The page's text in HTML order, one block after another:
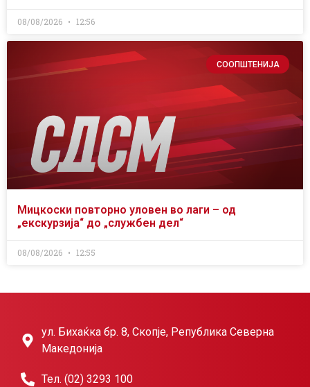
08/08/2026 12:56
СООПШТЕНИЈА
Мицкоски повторно уловен во лаги – од
„екскурзија“ до „службен дел“
08/08/2026 12:55
ул. Бихаќка бр. 8, Скопје, Република Северна
Македонија
Тел. (02) 3293 100